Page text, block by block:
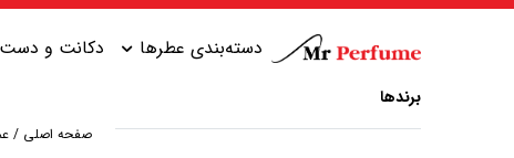
دسته‌بندی عطرها دکانت و
برندها
صفحه اصلی /